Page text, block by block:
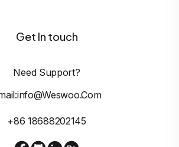
Get In touch
Need Support?
+86 18688202145